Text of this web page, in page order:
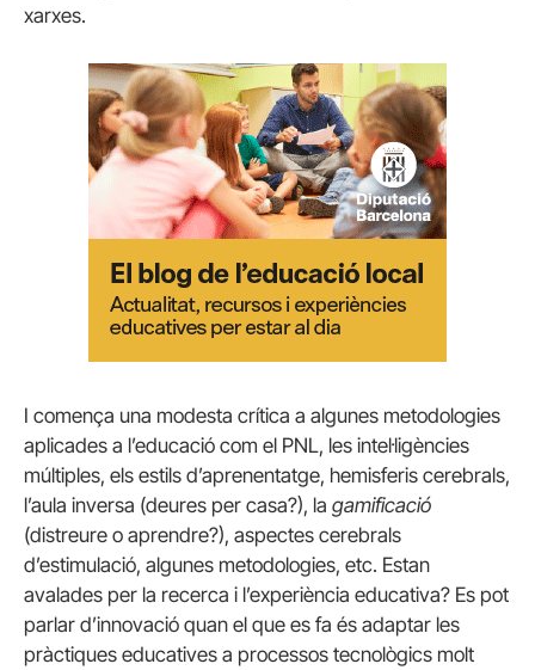
xarxes.
I comença una modesta crítica a algunes metodologies
aplicades a l’educació com el PNL, les intel·ligències
múltiples, els estils d’aprenentatge, hemisferis cerebrals,
l’aula inversa (deures per casa?), la gamificació
(distreure o aprendre?), aspectes cerebrals
d’estimulació, algunes metodologies, etc. Estan
avalades per la recerca i l’experiència educativa? Es pot
parlar d’innovació quan el que es fa és adaptar les
pràctiques educatives a processos tecnològics molt